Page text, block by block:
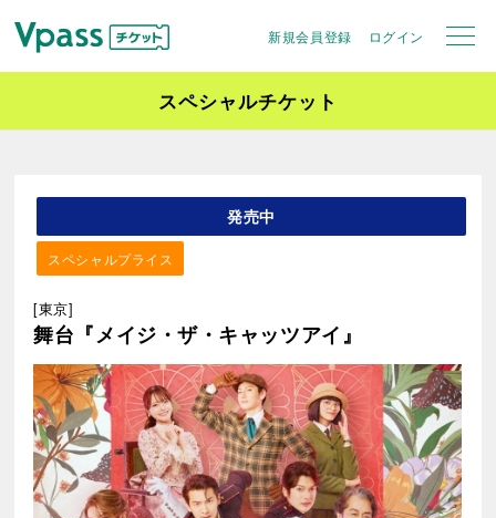
新規会員登録 ログイン
スペシャルチケット
発売中
スペシャルプライス
[東京]
舞台『メイジ・ザ・キャッツアイ』